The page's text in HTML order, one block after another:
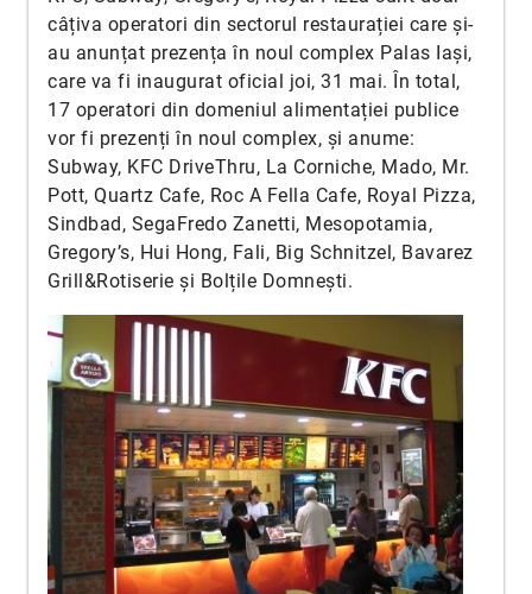
câțiva operatori din sectorul restaurației care și-
au anunțat prezența în noul complex Palas Iași,
care va fi inaugurat oficial joi, 31 mai. În total,
17 operatori din domeniul alimentației publice
vor fi prezenți în noul complex, și anume:
Subway, KFC DriveThru, La Corniche, Mado, Mr.
Pott, Quartz Cafe, Roc A Fella Cafe, Royal Pizza,
Sindbad, SegaFredo Zanetti, Mesopotamia,
Gregory’s, Hui Hong, Fali, Big Schnitzel, Bavarez
Grill&Rotiserie și Bolțile Domnești.